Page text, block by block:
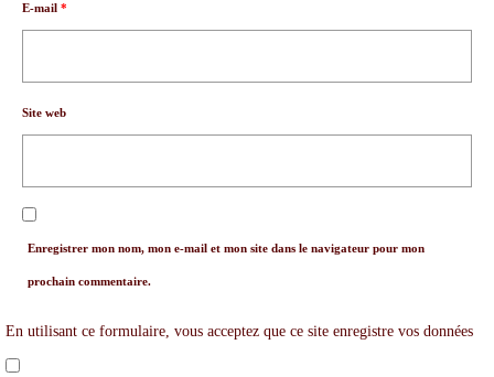
E-mail *
Site web
Enregistrer mon nom, mon e-mail et mon site dans le navigateur pour mon
prochain commentaire.
En utilisant ce formulaire, vous acceptez que ce site enregistre vos données